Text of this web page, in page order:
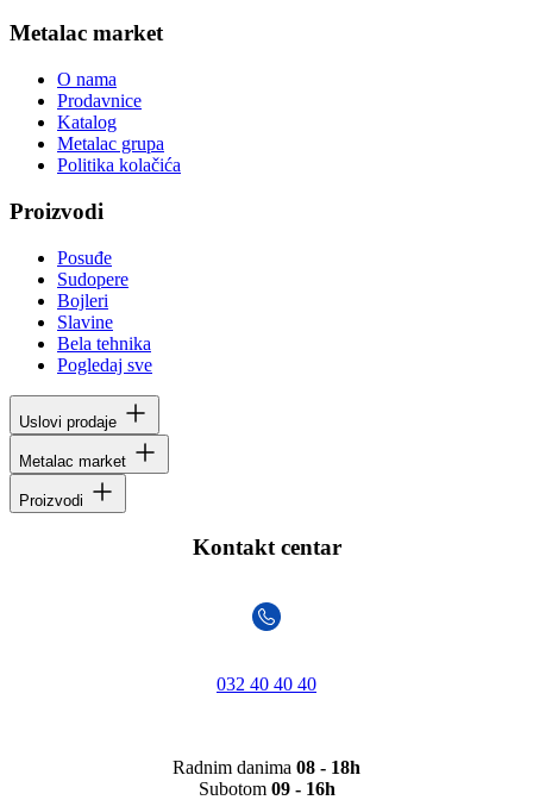
Metalac market
O nama
Prodavnice
Katalog
Metalac grupa
Politika kolačića
Proizvodi
Posuđe
Sudopere
Bojleri
Slavine
Bela tehnika
Pogledaj sve
Uslovi prodaje
Metalac market
Proizvodi
Kontakt centar
032 40 40 40
Radnim danima 08 - 18h
Subotom 09 - 16h